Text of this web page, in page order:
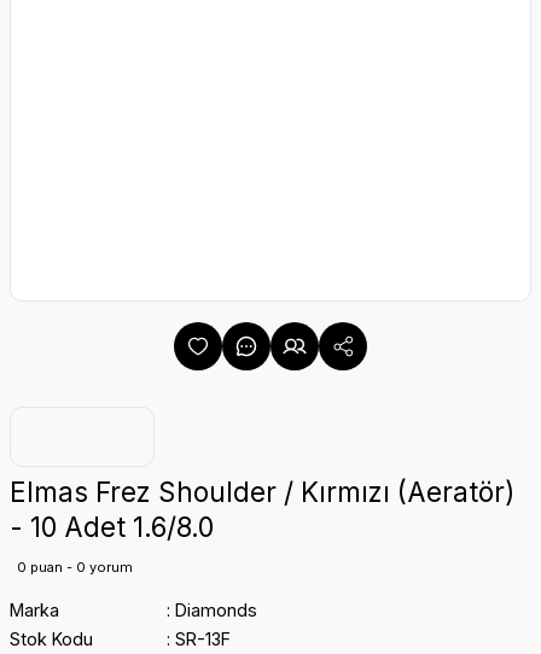
Elmas Frez Shoulder / Kırmızı (Aeratör)
- 10 Adet 1.6/8.0
0 puan - 0 yorum
Marka
Diamonds
Stok Kodu
SR-13F